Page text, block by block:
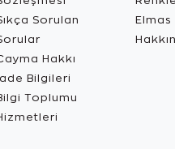
Sorulan
Hakkı
Bilgileri
Toplumu
Elmas